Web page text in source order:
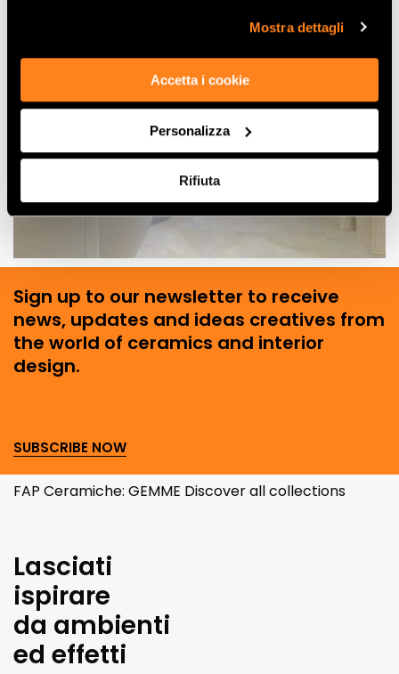
Mostra dettagli
Accetta i cookie
Personalizza
Rifiuta
Sign up to our newsletter to receive
news, updates and ideas creatives from
the world of ceramics and interior
design.
SUBSCRIBE NOW
FAP Ceramiche: GEMME Discover all collections
Lasciati
ispirare
da ambienti
ed effetti